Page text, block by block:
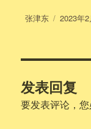
作
张津东
发
2023年2
发表回复
要发表评论，